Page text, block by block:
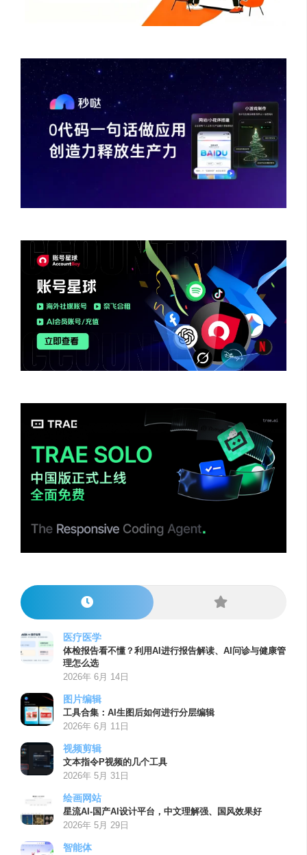
医疗医学
体检报告看不懂？利用AI进行报告解读、AI问诊与健康管
理怎么选
2026年 6月 14日
图片编辑
工具合集：AI生图后如何进行分层编辑
2026年 6月 11日
视频剪辑
文本指令P视频的几个工具
2026年 5月 31日
绘画网站
星流AI-国产AI设计平台，中文理解强、国风效果好
2026年 5月 29日
智能体